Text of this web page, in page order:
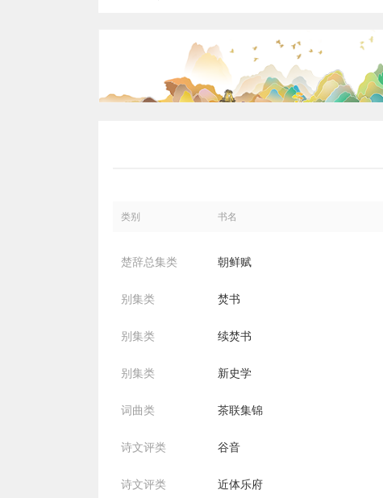
类别 书名
楚辞总集类 朝鲜赋
别集类 焚书
别集类 续焚书
别集类 新史学
词曲类 茶联集锦
诗文评类 谷音
诗文评类 近体乐府